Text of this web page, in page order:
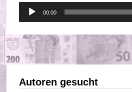
Audio-
Player
00:00
Autoren gesucht